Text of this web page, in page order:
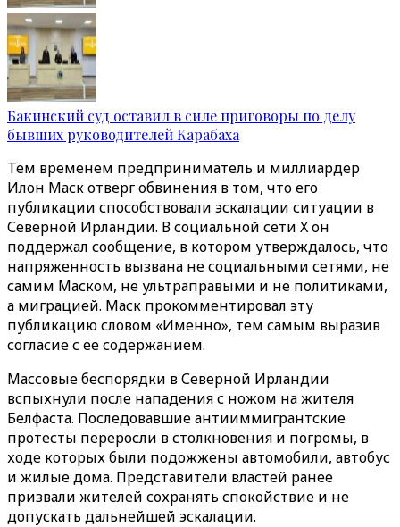
Бакинский суд оставил в силе приговоры по делу
бывших руководителей Карабаха
Тем временем предприниматель и миллиардер
Илон Маск отверг обвинения в том, что его
публикации способствовали эскалации ситуации в
Северной Ирландии. В социальной сети X он
поддержал сообщение, в котором утверждалось, что
напряженность вызвана не социальными сетями, не
самим Маском, не ультраправыми и не политиками,
а миграцией. Маск прокомментировал эту
публикацию словом «Именно», тем самым выразив
согласие с ее содержанием.
Массовые беспорядки в Северной Ирландии
вспыхнули после нападения с ножом на жителя
Белфаста. Последовавшие антииммигрантские
протесты переросли в столкновения и погромы, в
ходе которых были подожжены автомобили, автобус
и жилые дома. Представители властей ранее
призвали жителей сохранять спокойствие и не
допускать дальнейшей эскалации.